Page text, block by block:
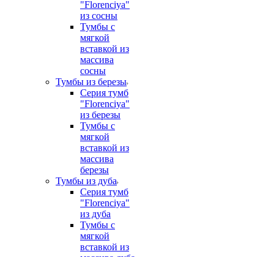
"Florenciya"
из сосны
Тумбы с
мягкой
вставкой из
массива
сосны
Тумбы из березы
Серия тумб
"Florenciya"
из березы
Тумбы с
мягкой
вставкой из
массива
березы
Тумбы из дуба
Серия тумб
"Florenciya"
из дуба
Тумбы с
мягкой
вставкой из